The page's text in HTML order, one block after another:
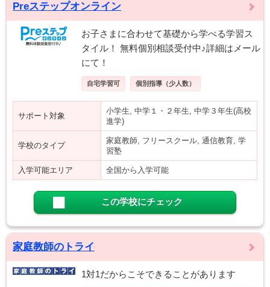
Preステップオンライン
お子さまに合わせて基礎から学べる学習ス
タイル！ 無料個別相談受付中♪詳細はメール
にて！
自宅学習可 個別指導（少人数）
サポート対象
小学生, 中学１・２年生, 中学３年生(高校
進学)
学校のタイプ
家庭教師, フリースクール, 通信教育, 学
習塾
入学可能エリア 全国から入学可能
この学校にチェック
家庭教師のトライ
1対1だからこそできることがあります